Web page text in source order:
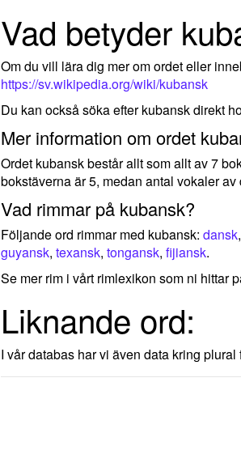
Vad betyder
Om du vill lära dig mer om ordet eller
https://sv.wikipedia.org/wiki/kubansk
Du kan också söka efter kubansk direkt
Mer information om ordet
Ordet kubansk består allt som allt av 7
bokstäverna är 5, medan antal vokaler
Vad rimmar på kubansk?
Följande ord rimmar med kubansk: dansk,
guyansk, texansk, tongansk, fijiansk.
Se mer rim i vårt rimlexikon som ni hittar
Liknande ord:
I vår databas har vi även data kring